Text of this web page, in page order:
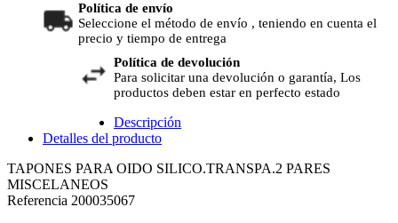
Política de envío
Seleccione el método de envío , teniendo en cuenta el
precio y tiempo de entrega
Política de devolución
Para solicitar una devolución o garantía, Los
productos deben estar en perfecto estado
Descripción
Detalles del producto
TAPONES PARA OIDO SILICO.TRANSPA.2 PARES
MISCELANEOS
Referencia 200035067